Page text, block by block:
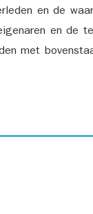
en de
en de
met